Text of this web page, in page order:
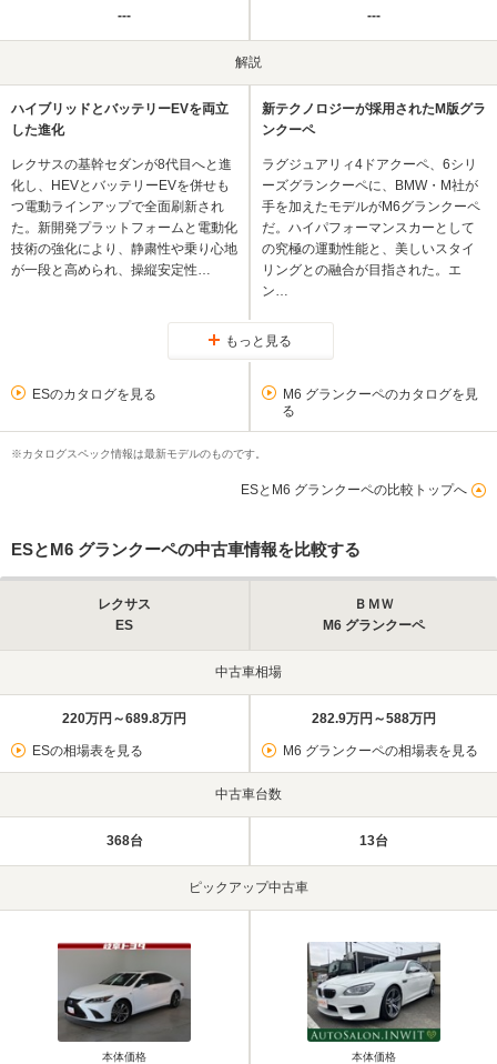
--- ---
解説
ハイブリッドとバッテリーEVを両立
した進化
レクサスの基幹セダンが8代目へと進
化し、HEVとバッテリーEVを併せも
つ電動ラインアップで全面刷新され
た。新開発プラットフォームと電動化
技術の強化により、静粛性や乗り心地
が一段と高められ、操縦安定性…
新テクノロジーが採用されたM版グラ
ンクーペ
ラグジュアリィ4ドアクーペ、6シリ
ーズグランクーペに、BMW・M社が
手を加えたモデルがM6グランクーペ
だ。ハイパフォーマンスカーとして
の究極の運動性能と、美しいスタイ
リングとの融合が目指された。エ
ン…
もっと見る
ESのカタログを見る
M6 グランクーペのカタログを見
る
※カタログスペック情報は最新モデルのものです。
ESとM6 グランクーペの比較トップへ
ESとM6 グランクーペの中古車情報を比較する
レクサス
ES
ＢＭＷ
M6 グランクーペ
中古車相場
220万円～689.8万円
ESの相場表を見る
282.9万円～588万円
M6 グランクーペの相場表を見る
中古車台数
368台 13台
ピックアップ中古車
本体価格 本体価格